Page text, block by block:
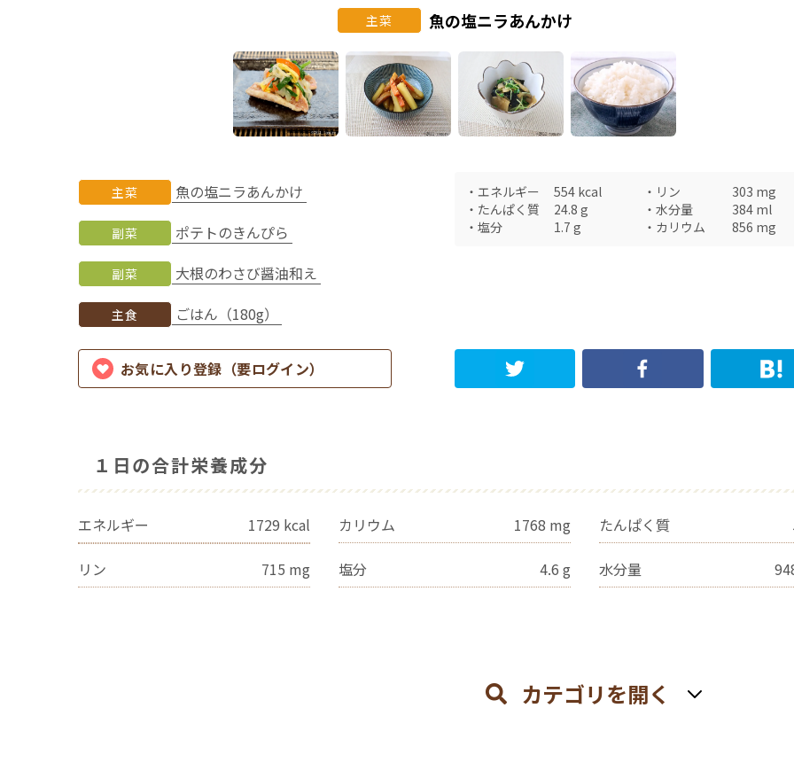
主菜 魚の塩ニラあんかけ
主菜 魚の塩ニラあんかけ
副菜 ポテトのきんぴら
副菜 大根のわさび醤油和え
主食 ごはん（180g）
・ エネルギー 554 kcal ・ リン 303 mg
・ たんぱく質 24.8 g ・ 水分量 384 ml
・ 塩分 1.7 g ・ カリウム 856 mg
お気に入り登録（要ログイン）
１日の合計栄養成分
エネルギー 1729 kcal カリウム 1768 mg たんぱく質
リン 715 mg 塩分 4.6 g 水分量
カテゴリを開く